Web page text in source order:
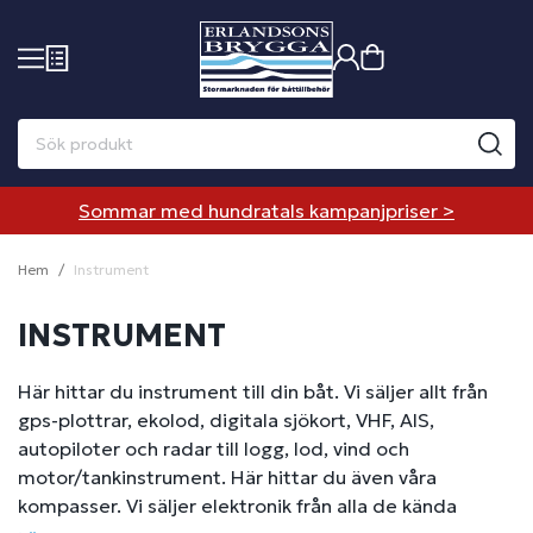
Sommar med hundratals kampanjpriser >
Hem Instrument
INSTRUMENT
Här hittar du instrument till din båt. Vi säljer allt från
gps-plottrar, ekolod, digitala sjökort, VHF, AIS,
autopiloter och radar till logg, lod, vind och
motor/tankinstrument. Här hittar du även våra
kompasser. Vi säljer elektronik från alla de kända